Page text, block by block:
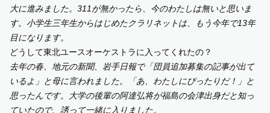
大に進みました。311が無かったら、今のわたしは無いと思いま
す。 小学生三年生からはじめたクラリネットは、もう今年で13年
目になります。
どうして東北ユースオーケストラに入ってくれたの？
去年の春、地元の新聞、岩手日報で「団員追加募集の記事が出て
いるよ」と母に言われました。「あ、わたしにぴったりだ！」と
思ったんです。大学の後輩の阿達弘将が福島の会津出身だと知っ
ていたので、誘って一緒に入りました。